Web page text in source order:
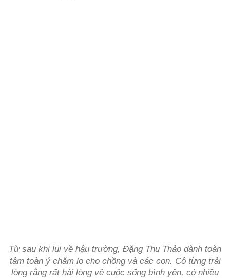
Từ sau khi lui về hậu trường, Đặng Thu Thảo dành toàn
tâm toàn ý chăm lo cho chồng và các con. Cô từng trải
lòng rằng rất hài lòng về cuộc sống bình yên, có nhiều